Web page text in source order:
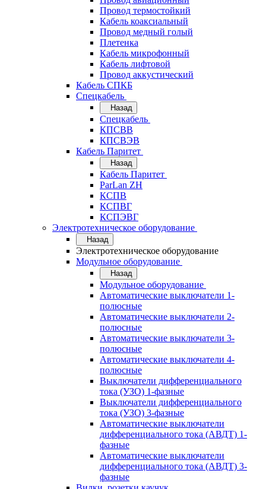
Провод термостойкий
Кабель коаксиальный
Провод медный голый
Плетенка
Кабель микрофонный
Кабель лифтовой
Провод аккустический
Кабель СПКБ
Спецкабель
Назад
Спецкабель
КПСВВ
КПСВЭВ
Кабель Паритет
Назад
Кабель Паритет
ParLan ZH
КСПВ
КСПВГ
КСПЭВГ
Электротехническое оборудование
Назад
Электротехническое оборудование
Модульное оборудование
Назад
Модульное оборудование
Автоматические выключатели 1-
полюсные
Автоматические выключатели 2-
полюсные
Автоматические выключатели 3-
полюсные
Автоматические выключатели 4-
полюсные
Выключатели дифференциального
тока (УЗО) 1-фазные
Выключатели дифференциального
тока (УЗО) 3-фазные
Автоматические выключатели
дифференциального тока (АВДТ) 1-
фазные
Автоматические выключатели
дифференциального тока (АВДТ) 3-
фазные